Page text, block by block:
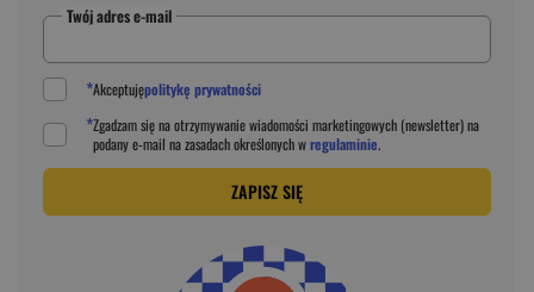
Twój adres e-mail
*Akceptujępolitykę prywatności
*Zgadzam się na otrzymywanie wiadomości marketingowych (newsletter) na
podanye-mail na zasadach określonych wregulaminie.
ZAPISZ SIĘ